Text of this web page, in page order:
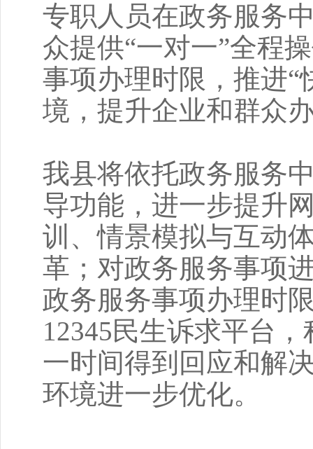
专职人员在政务服务
众提供“一对一”全程
事项办理时限，推进“
境，提升企业和群众
我县将依托政务服务
导功能，进一步提升
训、情景模拟与互动
革；对政务服务事项
政务服务事项办理时
12345民生诉求平台
一时间得到回应和解
环境进一步优化。